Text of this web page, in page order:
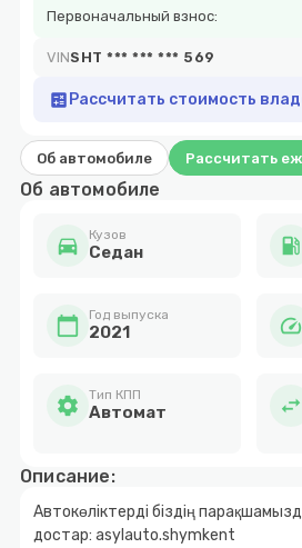
Первоначальный взнос:
VINSHT *** *** *** 569
calculate Рассчитать стоимость
Об автомобиле Рассчитать
Об автомобиле
directions_car Кузов
Cедан local_gas_station
calendar_today Год выпуска
2021 speed
settings Тип КПП
Автомат swap_horiz
Описание:
Автокөліктерді біздің
достар: asylauto.shymkent